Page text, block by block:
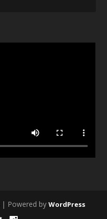
| Powered by WordPress